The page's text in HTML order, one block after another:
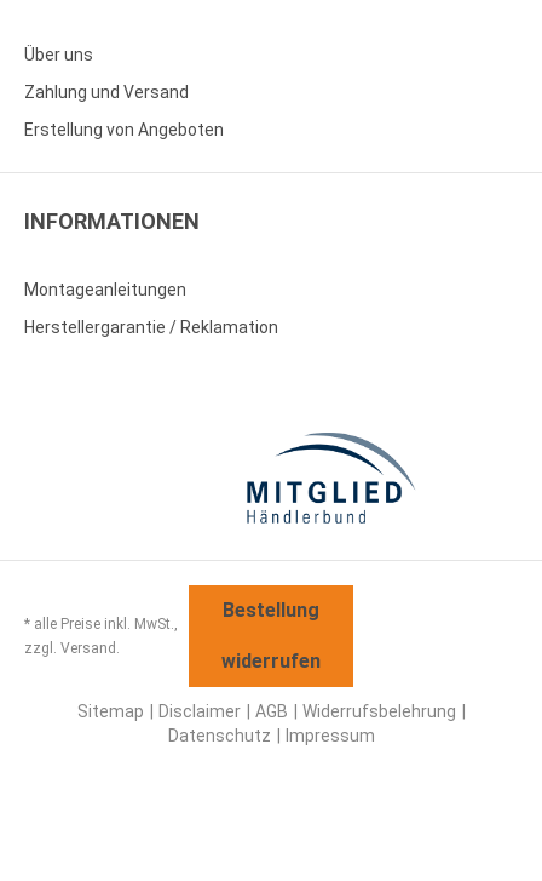
Über uns
Zahlung und Versand
Erstellung von Angeboten
INFORMATIONEN
Montageanleitungen
Herstellergarantie / Reklamation
* alle Preise inkl. MwSt.,
zzgl. Versand.
Bestellung
widerrufen
Sitemap Disclaimer AGB
Widerrufsbelehrung
Datenschutz
Impressum